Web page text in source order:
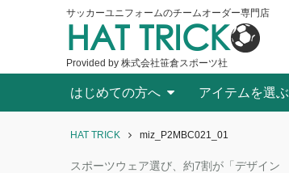
サッカーユニフォームのチームオーダー専門店
HAT TRICK
Provided by 株式会社笹倉スポーツ社
はじめての方へ アイテムを選ぶ
HAT TRICK miz_P2MBC021_01
スポーツウェア選び、約7割が「デザイン